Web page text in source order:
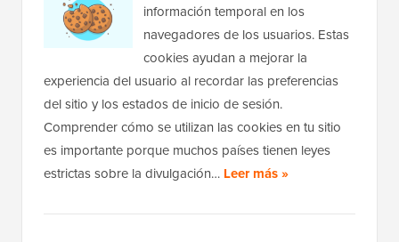
información temporal en los
navegadores de los usuarios. Estas
cookies ayudan a mejorar la
experiencia del usuario al recordar las preferencias
del sitio y los estados de inicio de sesión.
Comprender cómo se utilizan las cookies en tu sitio
es importante porque muchos países tienen leyes
estrictas sobre la divulgación… Leer más »